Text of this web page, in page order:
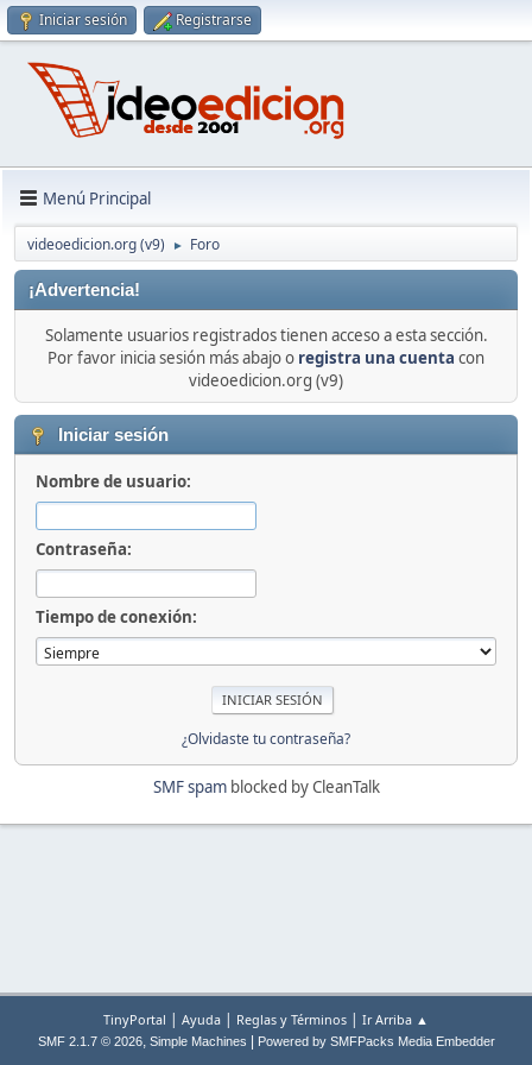
Iniciar sesión Registrarse
Menú Principal
videoedicion.org (v9) ► Foro
¡Advertencia!
Solamente usuarios registrados tienen acceso a esta sección.
Por favor inicia sesión más abajo o registra una cuenta con
videoedicion.org (v9)
Iniciar sesión
Nombre de usuario:
Contraseña:
Tiempo de conexión:
¿Olvidaste tu contraseña?
SMF spamblocked by CleanTalk
TinyPortal | Ayuda | Reglas y Términos | Ir Arriba ▲
SMF 2.1.7 © 2026, Simple Machines Powered by SMFPacks Media Embedder